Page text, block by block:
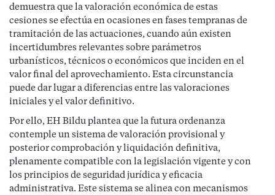
demuestra que la valoración económica de estas
cesiones se efectúa en ocasiones en fases tempranas de
tramitación de las actuaciones, cuando aún existen
incertidumbres relevantes sobre parámetros
urbanísticos, técnicos o económicos que inciden en el
valor final del aprovechamiento. Esta circunstancia
puede dar lugar a diferencias entre las valoraciones
iniciales y el valor definitivo.
Por ello, EH Bildu plantea que la futura ordenanza
contemple un sistema de valoración provisional y
posterior comprobación y liquidación definitiva,
plenamente compatible con la legislación vigente y con
los principios de seguridad jurídica y eficacia
administrativa. Este sistema se alinea con mecanismos